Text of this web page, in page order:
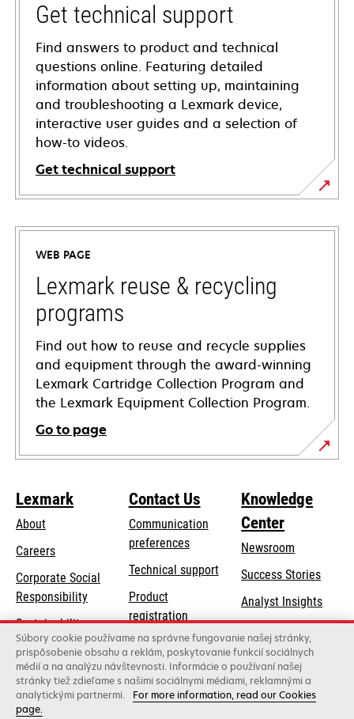
Get technical support
Find answers to product and technical
questions online. Featuring detailed
information about setting up, maintaining
and troubleshooting a Lexmark device,
interactive user guides and a selection of
how-to videos.
Get technical support
opens
in
new
tab
WEB PAGE
Lexmark reuse & recycling
programs
Find out how to reuse and recycle supplies
and equipment through the award-winning
Lexmark Cartridge Collection Program and
the Lexmark Equipment Collection Program.
Go to page
Lexmark
About
Careers
Corporate Social
Responsibilityopens
a
new
tab
Sustainability
Lexmark Partners
Contact Us
Communication
preferences
Technical supportopens
new
tab
Product
registration
Find a dealer
List of wholesalers
Knowledge
Center
Newsroom
Success Stories
Analyst Insights
Súbory cookie používame na správne fungovanie našej stránky,
prispôsobenie obsahu a reklám, poskytovanie funkcií sociálnych
médií a na analýzu návštevnosti. Informácie o používaní našej
stránky tiež zdieľame s našimi sociálnymi médiami, reklamnými a
analytickými partnermi.
For more information, read our Cookies
page.